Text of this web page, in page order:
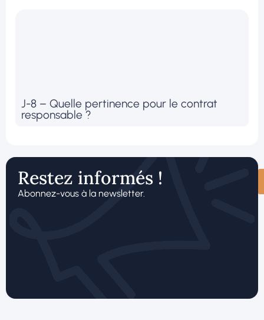
J-8 – Quelle pertinence pour le contrat
responsable ?
Restez informés !
Abonnez-vous à la newsletter.